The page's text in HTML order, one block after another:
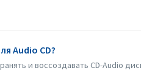
Audio CD?
и воссоздавать CD-Audio